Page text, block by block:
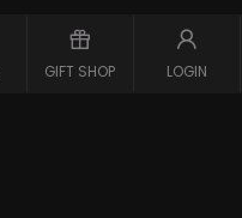
GIFT SHOP LOGIN